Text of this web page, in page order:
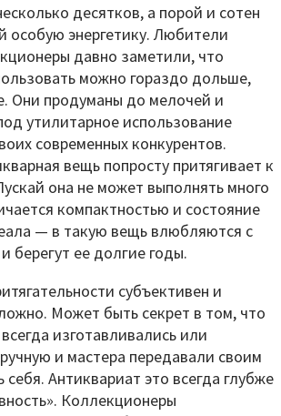
десятков, а порой и сотен
особую энергетику. Любители
давно заметили, что
можно гораздо дольше,
Они продуманы до мелочей и
утилитарное использование
современных конкурентов.
вещь попросту притягивает к
она не может выполнять много
компактностью и состояние
— в такую вещь влюбляются с
берегут ее долгие годы.
субъективен и
Может быть секрет в том, что
изготавливались или
и мастера передавали своим
Антиквариат это всегда глубже
Коллекционеры